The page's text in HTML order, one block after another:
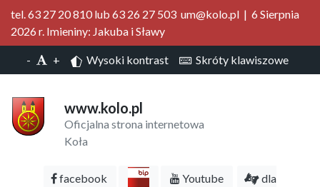
tel. 63 27 20 810 lub 63 26 27 503 um@kolo.pl | 6 Sierpnia
2026 r. Imieniny: Jakuba i Sławy
- + Wysoki kontrast Skróty klawiszowe
www.kolo.pl
Oficjalna strona internetowa
Koła
facebook Youtube
dla